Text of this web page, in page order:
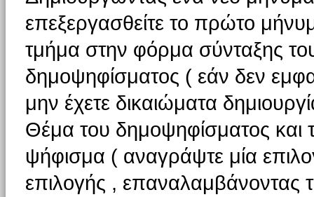
επεξεργασθείτε το πρώτο
τμήμα στην φόρμα σύνταξης
δημοψηφίσματος ( εάν δεν
μην έχετε δικαιώματα
Θέμα του δημοψηφίσματος και
ψήφισμα ( αναγράψτε μία
επιλογής , επαναλαμβάνοντας